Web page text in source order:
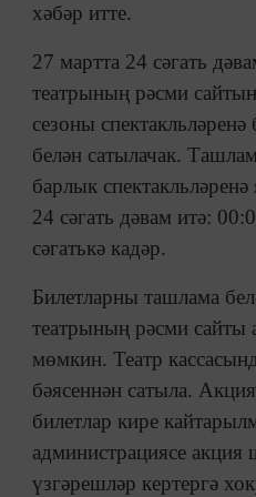
хәбәр итте.
27 мартта 24 сәгать
театрының рәсми
сезоны
белән сатылачак.
барлык
24 сәгать дәвам итә:
сәгатькә кадәр.
Билетларны ташлама
театрының рәсми сайты
мөмкин. Театр
бәясеннән сатыла.
билетлар кире
администрациясе акция
үзгәрешләр кертергә